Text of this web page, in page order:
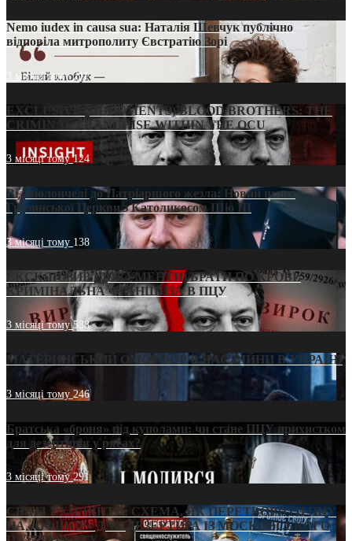
Nemo iudex in causa sua: Наталія Шевчук публічно
відповіла митрополиту Євстратію Зорі
3 місяці тому211
EXCLUSIVE (DOCUMENTS)/BLOOD BROTHERS: THE
CRIMINAL FRANCHISE WITHIN THE OCU
3 місяці тому124
Від віолончелі до Патріаршого жезла: Новий шлях
Грузинської Церкви з Католикосом Шіо III
3 місяці тому 138
ЕКСКЛЮЗИВ (ДОКУМЕНТИ)/БРАТИ ПО КРОВІ:
КРИМІНАЛЬНА ФРАНШИЗА В ПЦУ
3 місяці тому538
МАТЕРИНСЬКИЙ ОМОРФОР В ЧАС ВІЙНИ В УКРАЇНІ
3 місяці тому246
Братська «броня» під куполами: чи стане ПЦУ прихистком
для дезертирів у рясах?
3 місяці тому291
СВЯТІ УХИЛЯНТИ: СХЕМА, ЯК ПЕРЕТВОРИТИ ПЦУ
НА «ОФШОР» ДЛЯ ДЕЗЕРТИРА ІЗ МОСКОВСЬКОГО